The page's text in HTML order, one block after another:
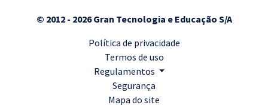
© 2012 - 2026 Gran Tecnologia e Educação S/A
Política de privacidade
Termos de uso
Regulamentos
Segurança
Mapa do site